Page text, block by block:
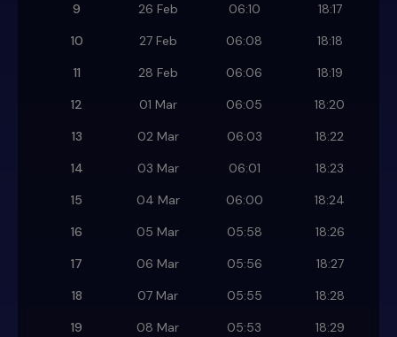
9
26 Feb 06:10
18:17
10
27 Feb 06:08
18:18
11
28 Feb 06:06
18:19
12
01 Mar 06:05
18:20
13
02 Mar 06:03
18:22
14
03 Mar 06:01
18:23
15
04 Mar 06:00
18:24
16
05 Mar 05:58
18:26
17
06 Mar 05:56
18:27
18
07 Mar 05:55
18:28
19
08 Mar 05:53
18:29